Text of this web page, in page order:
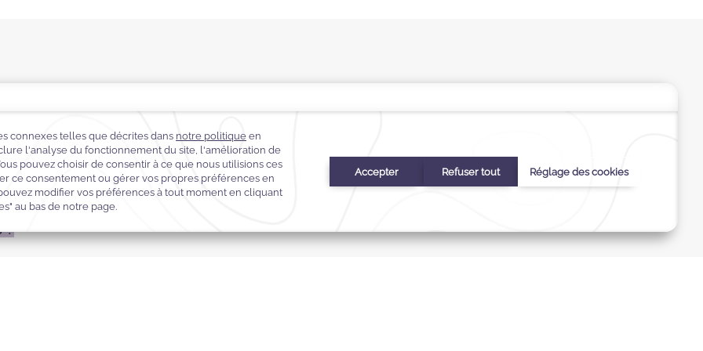
des loges ? Le Warwick Champs-ÉlyséesParis
pour servir de coins maquillage, de loges, de salles de
de 126 m²
VIP
détendue
avec un devis !
!